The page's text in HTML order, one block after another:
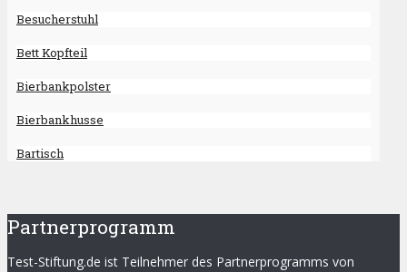
Besucherstuhl
Bett Kopfteil
Bierbankpolster
Bierbankhusse
Bartisch
Partnerprogramm
Test-Stiftung.de ist Teilnehmer des Partnerprogramms von